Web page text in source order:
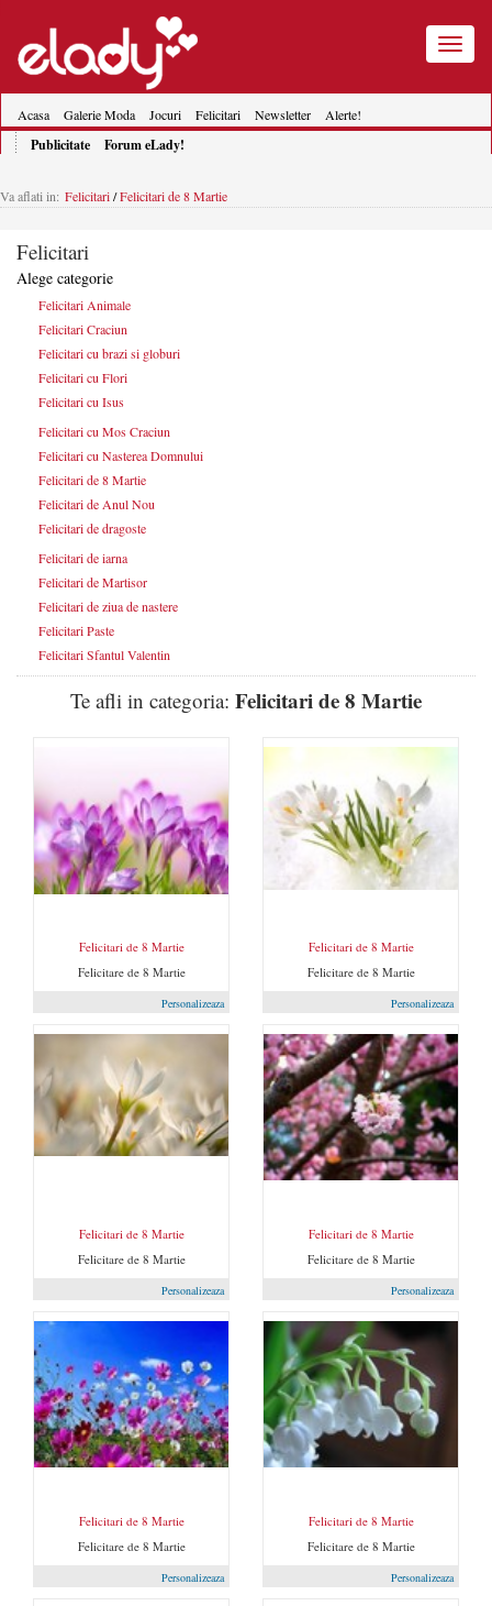
Toggle
Acasa Galerie Moda Jocuri Felicitari Newsletter Alerte!
Publicitate Forum eLady!
Va aflati in: Felicitari/Felicitari de 8 Martie
Felicitari
Alege categorie
Felicitari Animale
Felicitari Craciun
Felicitari cu brazi si globuri
Felicitari cu Flori
Felicitari cu Isus
Felicitari cu Mos Craciun
Felicitari cu Nasterea Domnului
Felicitari de 8 Martie
Felicitari de Anul Nou
Felicitari de dragoste
Felicitari de iarna
Felicitari de Martisor
Felicitari de ziua de nastere
Felicitari Paste
Felicitari Sfantul Valentin
Te afli in categoria: Felicitari de 8 Martie
Felicitari de 8 Martie
Felicitare de 8 Martie
Personalizeaza
Felicitari de 8 Martie
Felicitare de 8 Martie
Personalizeaza
Felicitari de 8 Martie
Felicitare de 8 Martie
Personalizeaza
Felicitari de 8 Martie
Felicitare de 8 Martie
Personalizeaza
Felicitari de 8 Martie
Felicitare de 8 Martie
Personalizeaza
Felicitari de 8 Martie
Felicitare de 8 Martie
Personalizeaza